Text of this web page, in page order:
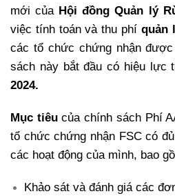
mới của Hội đồng Quản lý
việc tính toán và thu phí quản
các tổ chức chứng nhận
sách này bắt đầu có hiệu lực
2024.
Mục tiêucủa chính sách Phí
tổ chức chứng nhận FSC có
các hoạt động của mình, bao
Khảo sát và đánh giá các